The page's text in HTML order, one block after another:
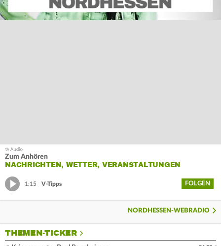
Zum Anhören
NACHRICHTEN, WETTER, VERANSTALTUNGEN
1:15 V-Tipps FOLGEN
NORDHESSEN-WEBRADIO
THEMEN-TICKER